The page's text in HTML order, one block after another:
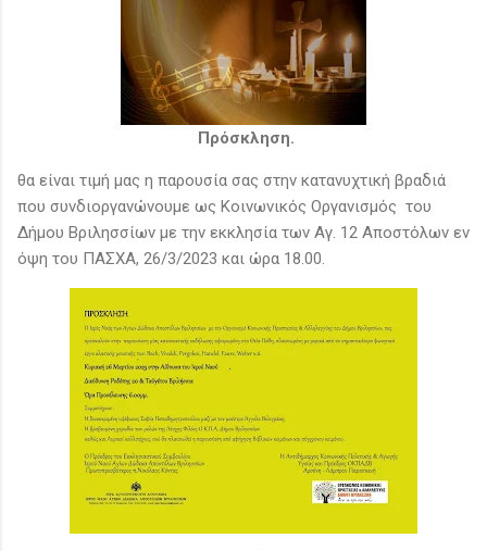
Πρόσκληση.
θα είναι τιμή μας η παρουσία σας στην κατανυχτική βραδιά
που συνδιοργανώνουμε ως Κοινωνικός Οργανισμός του
Δήμου Βριλησσίων με την εκκλησία των Αγ. 12 Αποστόλων εν
όψη του ΠΑΣΧΑ, 26/3/2023 και ώρα 18.00.